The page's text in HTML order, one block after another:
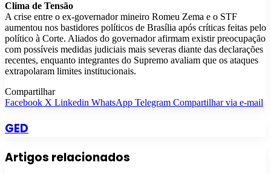
Clima de Tensão
A crise entre o ex-governador mineiro Romeu Zema e o STF
aumentou nos bastidores políticos de Brasília após críticas feitas pelo
político à Corte. Aliados do governador afirmam existir preocupação
com possíveis medidas judiciais mais severas diante das declarações
recentes, enquanto integrantes do Supremo avaliam que os ataques
extrapolaram limites institucionais.
Compartilhar
Facebook X Linkedin WhatsApp Telegram Compartilhar via e-mail
GED
Artigos relacionados